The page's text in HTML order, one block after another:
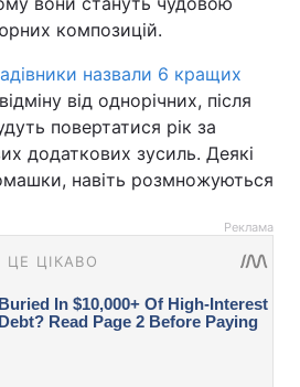
композицій.
назвали 6 кращих
від однорічних, після
повертатися рік за
додаткових зусиль. Деякі
навіть розмножуються
Реклама